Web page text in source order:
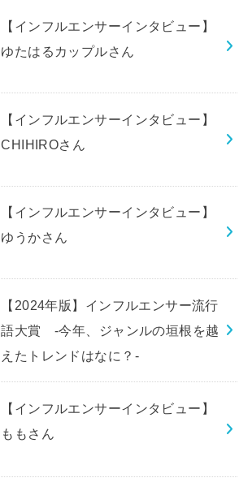
【インフルエンサーインタビュー】
ゆたはるカップルさん
【インフルエンサーインタビュー】
CHIHIROさん
【インフルエンサーインタビュー】
ゆうかさん
【2024年版】インフルエンサー流行
語大賞 -今年、ジャンルの垣根を越
えたトレンドはなに？-
【インフルエンサーインタビュー】
ももさん